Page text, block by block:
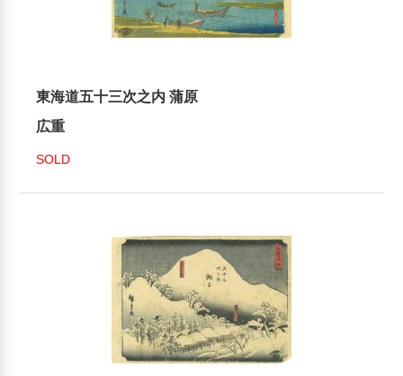
東海道五十三次之内 蒲原
広重
SOLD